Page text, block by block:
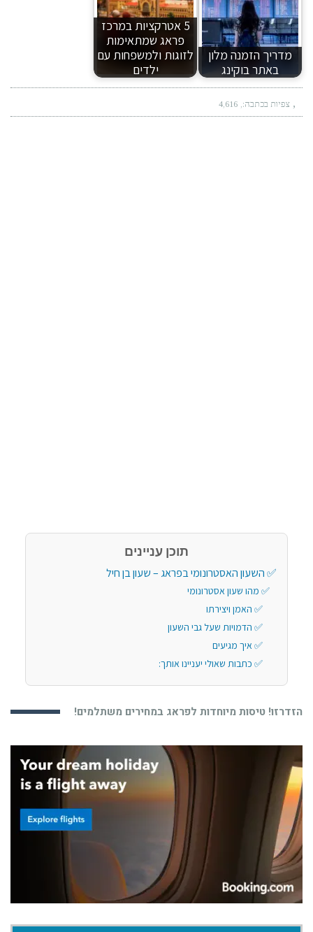
מדריך הזמנה מלון
באתר בוקינג
5 אטרקציות במרכז
פראג שמתאימות
לזוגות ולמשפחות עם
ילדים
צפיות בכתבה: 4,616
תוכן עניינים
השעון האסטרונומי בפראג – שעון בן חיל
מהו שעון אסטרונומי
האמן ויצירתו
הדמויות שעל גבי השעון
איך מגיעים
כתבות שאולי יעניינו אותך:
הזדרזו! טיסות מיוחדות לפראג במחירים משתלמים!